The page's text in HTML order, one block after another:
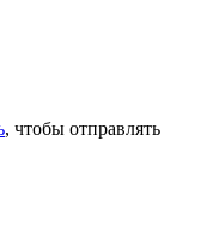
, чтобы отправлять